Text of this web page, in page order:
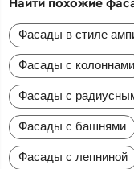
Фасады в стиле
Фасады с колоннами
Фасады с
Фасады с башнями
Фасады с лепниной